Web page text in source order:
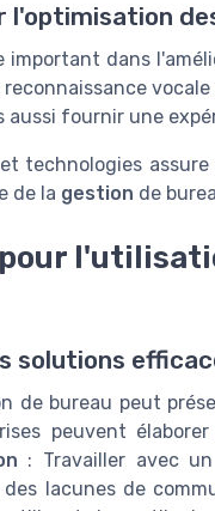
important dans
aussi fournir une
et technologies
de la gestion de
solutions
de bureau peut
peuvent
: Travailler avec
lacunes de